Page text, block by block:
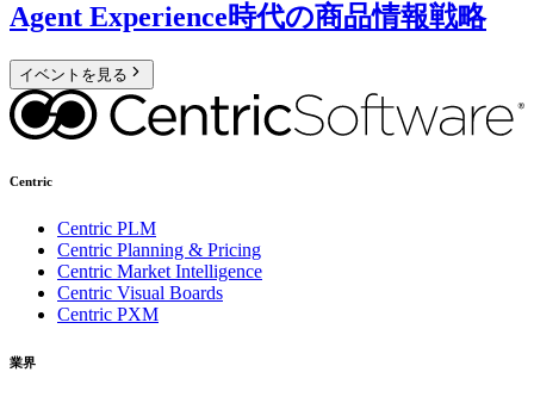
Agent Experience時代の商品情報戦略
イベントを見る
Centric
Centric PLM
Centric Planning & Pricing
Centric Market Intelligence
Centric Visual Boards
Centric PXM
業界